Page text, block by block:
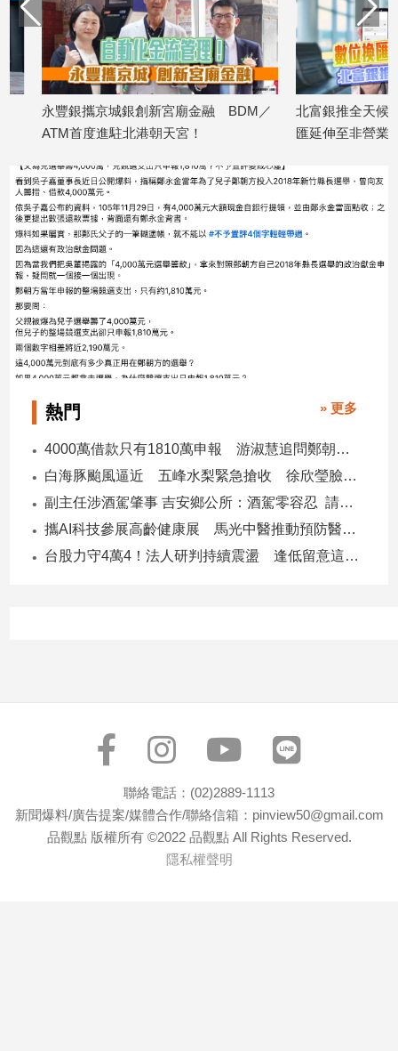
創
／
遊
戲
運
動
寵
物
Pet
影
體
永豐銀攜京城銀創新宮廟金融 BDM／
ATM首度進駐北港朝天宮！
北富銀推全天候外幣
匯延伸至非營業日
熱門 » 更多
4000萬借款只有1810萬申報 游淑慧追問鄭朝方：2190萬差額去哪了
白海豚颱風逼近 五峰水梨緊急搶收 徐欣瑩臉書急呼「搶救五峰水梨」
副主任涉酒駕肇事 吉安鄉公所：酒駕零容忍 請辭獲准
攜AI科技參展高齡健康展 馬光中醫推動預防醫學迎接長壽新經濟
台股力守4萬4！法人研判持續震盪 逢低留意這些族群
聯絡電話：(02)2889-1113
新聞爆料/廣告提案/媒體合作/聯絡信箱：pinview50@gmail.com
品觀點 版權所有 ©2022 品觀點 All Rights Reserved.
隱私權聲明